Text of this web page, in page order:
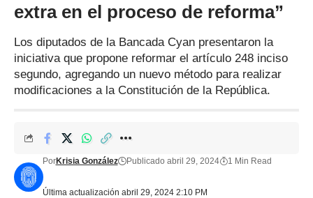
extra en el proceso de reforma”
Los diputados de la Bancada Cyan presentaron la
iniciativa que propone reformar el artículo 248 inciso
segundo, agregando un nuevo método para realizar
modificaciones a la Constitución de la República.
Última actualización abril 29, 2024 2:10 PM
PorKrisia González Publicado abril 29, 2024 1 Min Read